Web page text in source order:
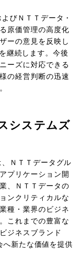
びＮＴＴデータ・
原価管理の高度化
ーの意見を反映し
継続します。今後
ーズに対応できる
の経営判断の迅速
システムズ
ＮＴＴデータグル
プリケーション開
、ＮＴＴデータの
ンクリティカルな
種・業界のビジネ
これまでの豊富な
ジネスブランド
へ新たな価値を提供